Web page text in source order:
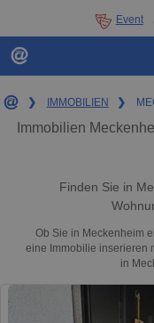
Event
❯ IMMOBILIEN ❯
Immobilien
Finden Sie in
Ob Sie in Meckenheim
eine Immobilie inserieren
in